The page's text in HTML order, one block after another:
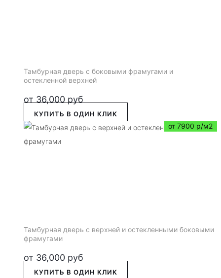
Тамбурная дверь с боковыми фрамугами и
остекленной верхней
от 36,000 руб
КУПИТЬ В ОДИН КЛИК
от 7900 р/м2
Тамбурная дверь с верхней и остекленными боковыми
фрамугами
от 36,000 руб
КУПИТЬ В ОДИН КЛИК